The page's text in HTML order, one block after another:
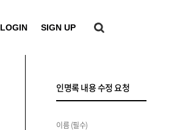
LOGIN SIGN UP
인명록 내용 수정 요청
이름 (필수)